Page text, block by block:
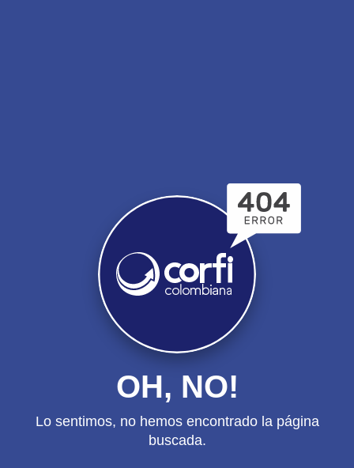
OH, NO!
Lo sentimos, no hemos encontrado la página
buscada.